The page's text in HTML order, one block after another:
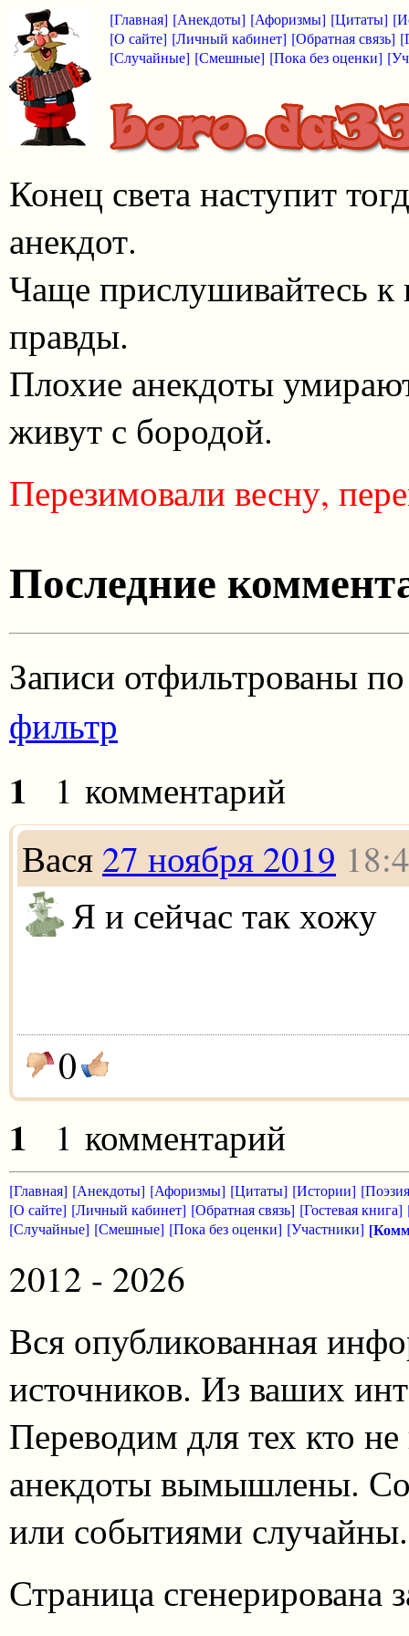
[Главная] [Анекдоты] [Афоризмы] [Цитаты]
[О сайте] [Личный кабинет] [Обратная связь]
[Случайные] [Смешные] [Пока без оценки]
Конец света наступит
анекдот.
Чаще прислушивайтесь
правды.
Плохие анекдоты
живут с бородой.
Перезимовали весну,
Последние
Записи отфильтрованы
фильтр
1
1 комментарий
Вася 27 ноября 2019
Я и сейчас так хожу
0
1 1 комментарий
[Главная] [Анекдоты] [Афоризмы] [Цитаты] [Истории]
[О сайте] [Личный кабинет] [Обратная связь] [Гостевая книга]
[Случайные] [Смешные] [Пока без оценки] [Участники]
2012 - 2026
Вся опубликованная
источников. Из ваших
Переводим для тех кто
анекдоты вымышлены.
или событиями случайны.
Страница сгенерирована